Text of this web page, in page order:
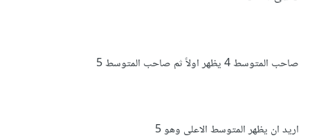
صاحب المتوسط 4 يظهر اولاً ثم صاحب المتوسط 5
اريد ان يظهر المتوسط الاعلى وهو 5